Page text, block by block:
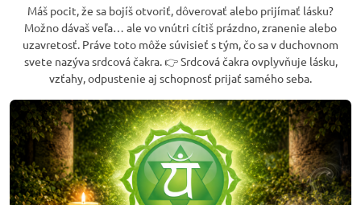
Máš pocit, že sa bojíš otvoriť, dôverovať alebo prijímať lásku?
Možno dávaš veľa… ale vo vnútri cítiš prázdno, zranenie alebo
uzavretosť. Práve toto môže súvisieť s tým, čo sa v duchovnom
svete nazýva srdcová čakra. 👉 Srdcová čakra ovplyvňuje lásku,
vzťahy, odpustenie aj schopnosť prijať samého seba.